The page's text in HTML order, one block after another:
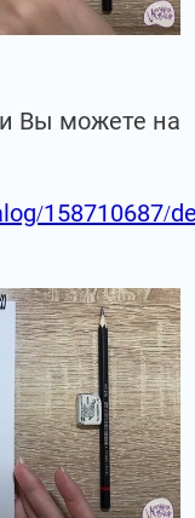
Вы можете на
158710687/